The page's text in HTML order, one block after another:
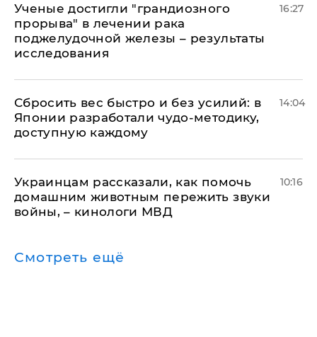
Ученые достигли "грандиозного
прорыва" в лечении рака
поджелудочной железы – результаты
исследования
16:27
Сбросить вес быстро и без усилий: в
Японии разработали чудо-методику,
доступную каждому
14:04
Украинцам рассказали, как помочь
домашним животным пережить звуки
войны, – кинологи МВД
10:16
Смотреть ещё